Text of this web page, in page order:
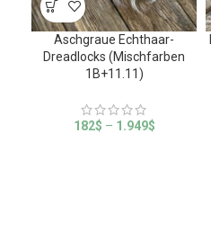
Aschgraue Echthaar-
Dreadlocks (Mischfarben
1B+11.11)
182$ – 1.949$